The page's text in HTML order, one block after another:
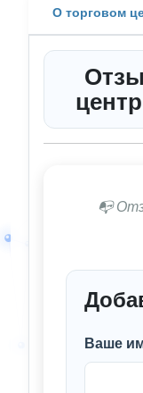
О торговом
📭
Ваше